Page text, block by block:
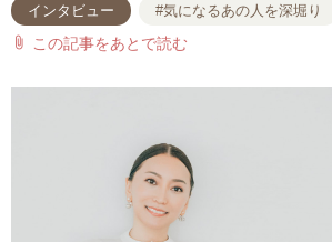
インタビュー #気になるあの人を深堀り
attach_file この記事をあとで読む